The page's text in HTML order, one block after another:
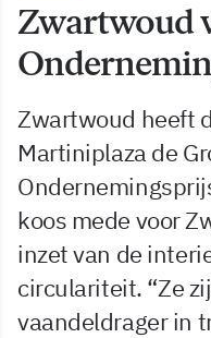
Zwartwoud
Zwartwoud heeft
Martiniplaza de
koos mede voor
inzet van de
circulariteit. “Ze
vaandeldrager in